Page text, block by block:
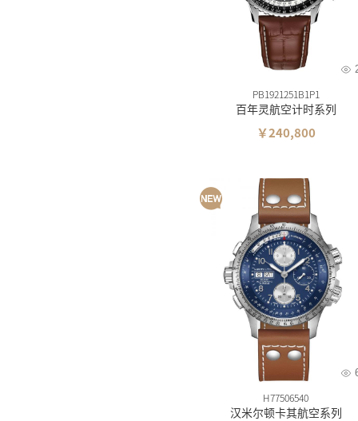
PB1921251B1P1
百年灵航空计时系列
￥240,800
H77506540
汉米尔顿卡其航空系列